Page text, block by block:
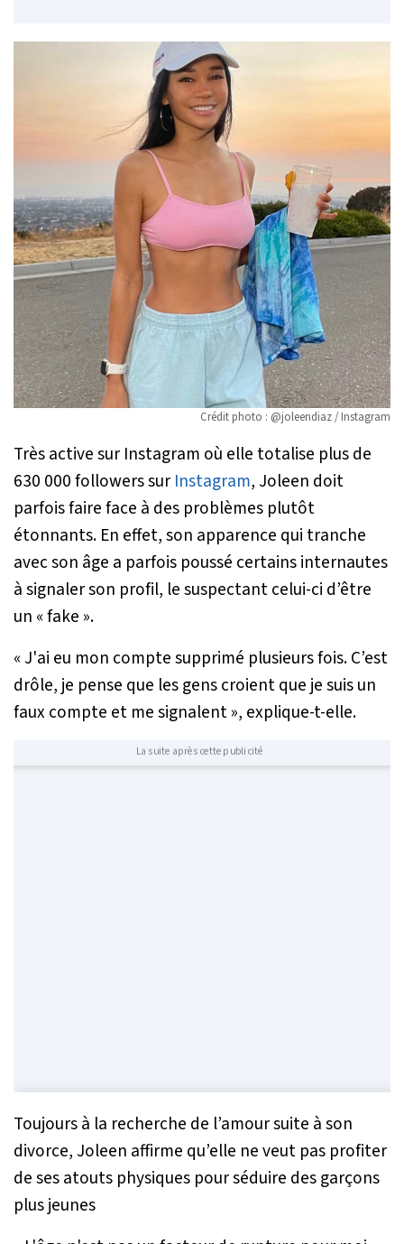
Crédit photo : @joleendiaz / Instagram
Très active sur Instagram où elle totalise plus de
630 000 followers sur Instagram, Joleen doit
parfois faire face à des problèmes plutôt
étonnants. En effet, son apparence qui tranche
avec son âge a parfois poussé certains internautes
à signaler son profil, le suspectant celui-ci d’être
un « fake ».
« J'ai eu mon compte supprimé plusieurs fois. C’est
drôle, je pense que les gens croient que je suis un
faux compte et me signalent», explique-t-elle.
La suite après cette publicité
Toujours à la recherche de l’amour suite à son
divorce, Joleen affirme qu’elle ne veut pas profiter
de ses atouts physiques pour séduire des garçons
plus jeunes